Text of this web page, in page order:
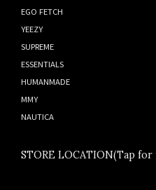
EGO FETCH
YEEZY
SUPREME
ESSENTIALS
HUMANMADE
MMY
NAUTICA
STORE LOCATION(Tap